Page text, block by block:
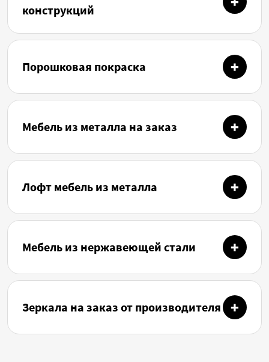
конструкций
Порошковая покраска
Мебель из металла на заказ
Лофт мебель из металла
Мебель из нержавеющей стали
Зеркала на заказ от производителя